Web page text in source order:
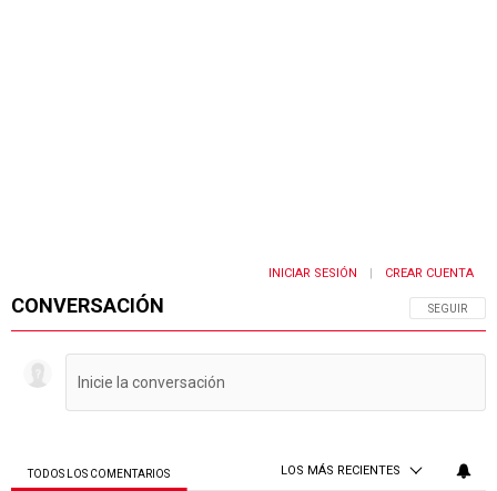
CONVERSACIÓN SIGA ESTA
SEGUIR
INICIAR SESIÓN CREAR CUENTA
TODOS LOS COMENTARIOS LOS MÁS RECIENTES